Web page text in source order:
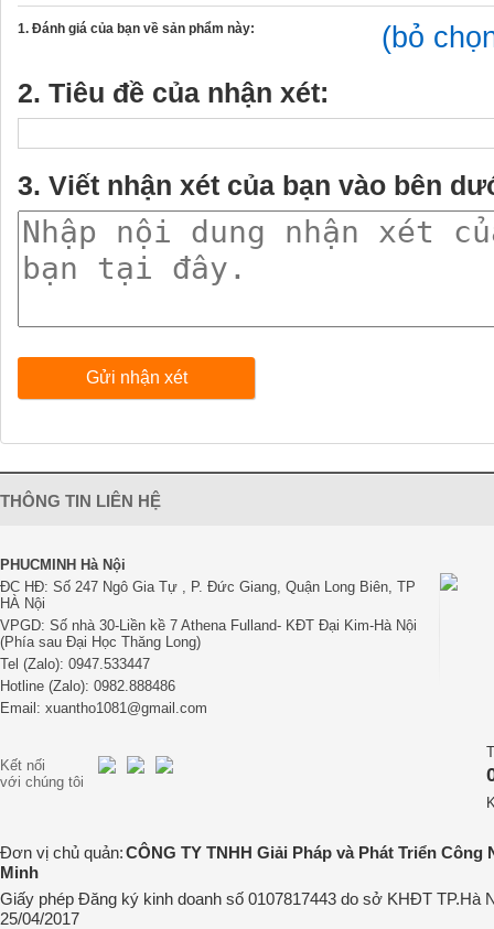
1. Đánh giá của bạn về sản phẩm này: (bỏ
2. Tiêu đề của nhận xét:
3. Viết nhận xét của bạn vào bên
Gửi nhận xét
THÔNG TIN LIÊN HỆ
PHUCMINH Hà Nội
ĐC HĐ: Số 247 Ngô Gia Tự , P. Đức Giang, Quận Long Biên, TP
HÀ Nội
VPGD: Số nhà 30-Liền kề 7 Athena Fulland- KĐT Đại Kim-Hà Nội
(Phía sau Đại Học Thăng Long)
Tel (Zalo): 0947.533447
Hotline (Zalo): 0982.888486
Email: xuantho1081@gmail.com
Kết nối
với chúng tôi
Đơn vị chủ quản:CÔNG TY TNHH Giải Pháp và Phát Triển Công
Minh
Giấy phép Đăng ký kinh doanh số 0107817443 do sở KHĐT TP.Hà
25/04/2017